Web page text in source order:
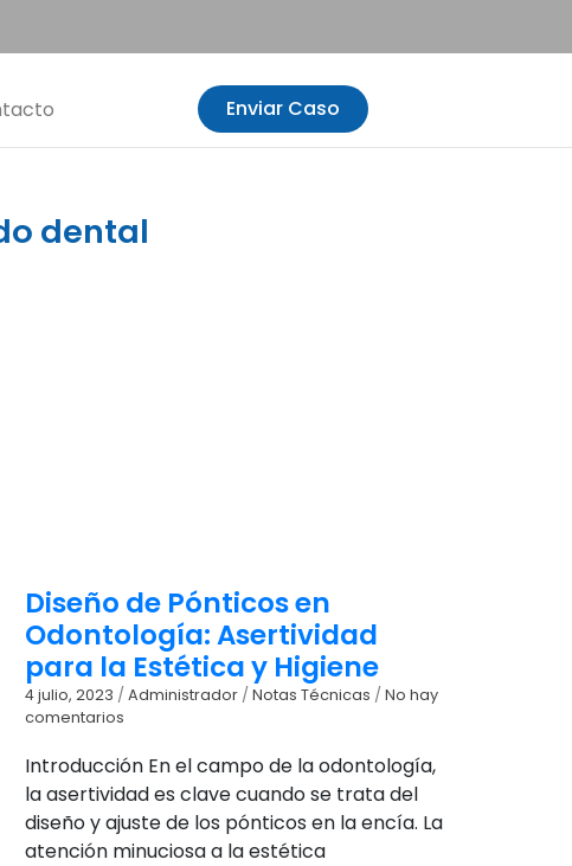
Enviar Caso
dental
Diseño de Pónticos en
Odontología: Asertividad
para la Estética y Higiene
4 julio, 2023 / Administrador / Notas Técnicas / No hay
comentarios
Introducción En el campo de la odontología,
la asertividad es clave cuando se trata del
diseño y ajuste de los pónticos en la encía. La
atención minuciosa a la estética